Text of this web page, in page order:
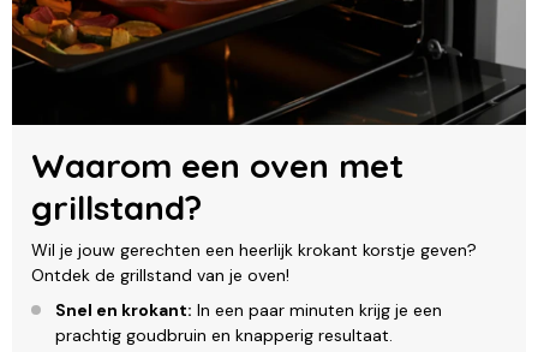
Waarom een oven met
grillstand?
Wil je jouw gerechten een heerlijk krokant korstje geven?
Ontdek de grillstand van je oven!
Snel en krokant: In een paar minuten krijg je een
prachtig goudbruin en knapperig resultaat.